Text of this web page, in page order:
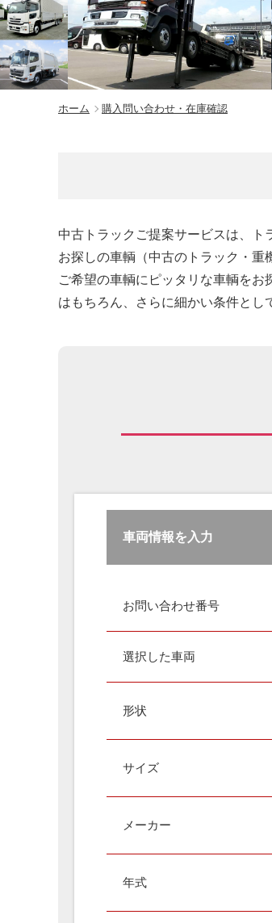
ホーム 購入問い合わせ・在庫確認
中古トラックご提案サービスは、
お探しの車輌（中古のトラック・
ご希望の車輌にピッタリな車輌を
はもちろん、さらに細かい条件と
車両情報を入力
お問い合わせ番号
選択した車両
形状
サイズ
メーカー
年式